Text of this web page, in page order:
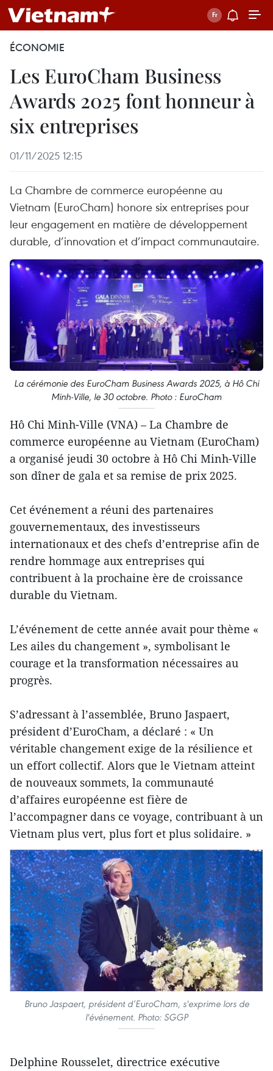
ÉCONOMIE
Les EuroCham Business
Awards 2025 font honneur à
six entreprises
01/11/2025 12:15
La Chambre de commerce européenne au
Vietnam (EuroCham) honore six entreprises pour
leur engagement en matière de développement
durable, d’innovation et d’impact communautaire.
La cérémonie des EuroCham Business Awards 2025, à Hô Chi
Minh-Ville, le 30 octobre. Photo : EuroCham
Hô Chi Minh-Ville (VNA) – La Chambre de
commerce européenne au Vietnam (EuroCham)
a organisé jeudi 30 octobre à Hô Chi Minh-Ville
son dîner de gala et sa remise de prix 2025.
Cet événement a réuni des partenaires
gouvernementaux, des investisseurs
internationaux et des chefs d’entreprise afin de
rendre hommage aux entreprises qui
contribuent à la prochaine ère de croissance
durable du Vietnam.
L’événement de cette année avait pour thème «
Les ailes du changement », symbolisant le
courage et la transformation nécessaires au
progrès.
S’adressant à l’assemblée, Bruno Jaspaert,
président d’EuroCham, a déclaré : « Un
véritable changement exige de la résilience et
un effort collectif. Alors que le Vietnam atteint
de nouveaux sommets, la communauté
d’affaires européenne est fière de
l’accompagner dans ce voyage, contribuant à un
Vietnam plus vert, plus fort et plus solidaire. »
Bruno Jaspaert, président d’EuroCham, s'exprime lors de
l'événement. Photo: SGGP
Delphine Rousselet, directrice exécutive